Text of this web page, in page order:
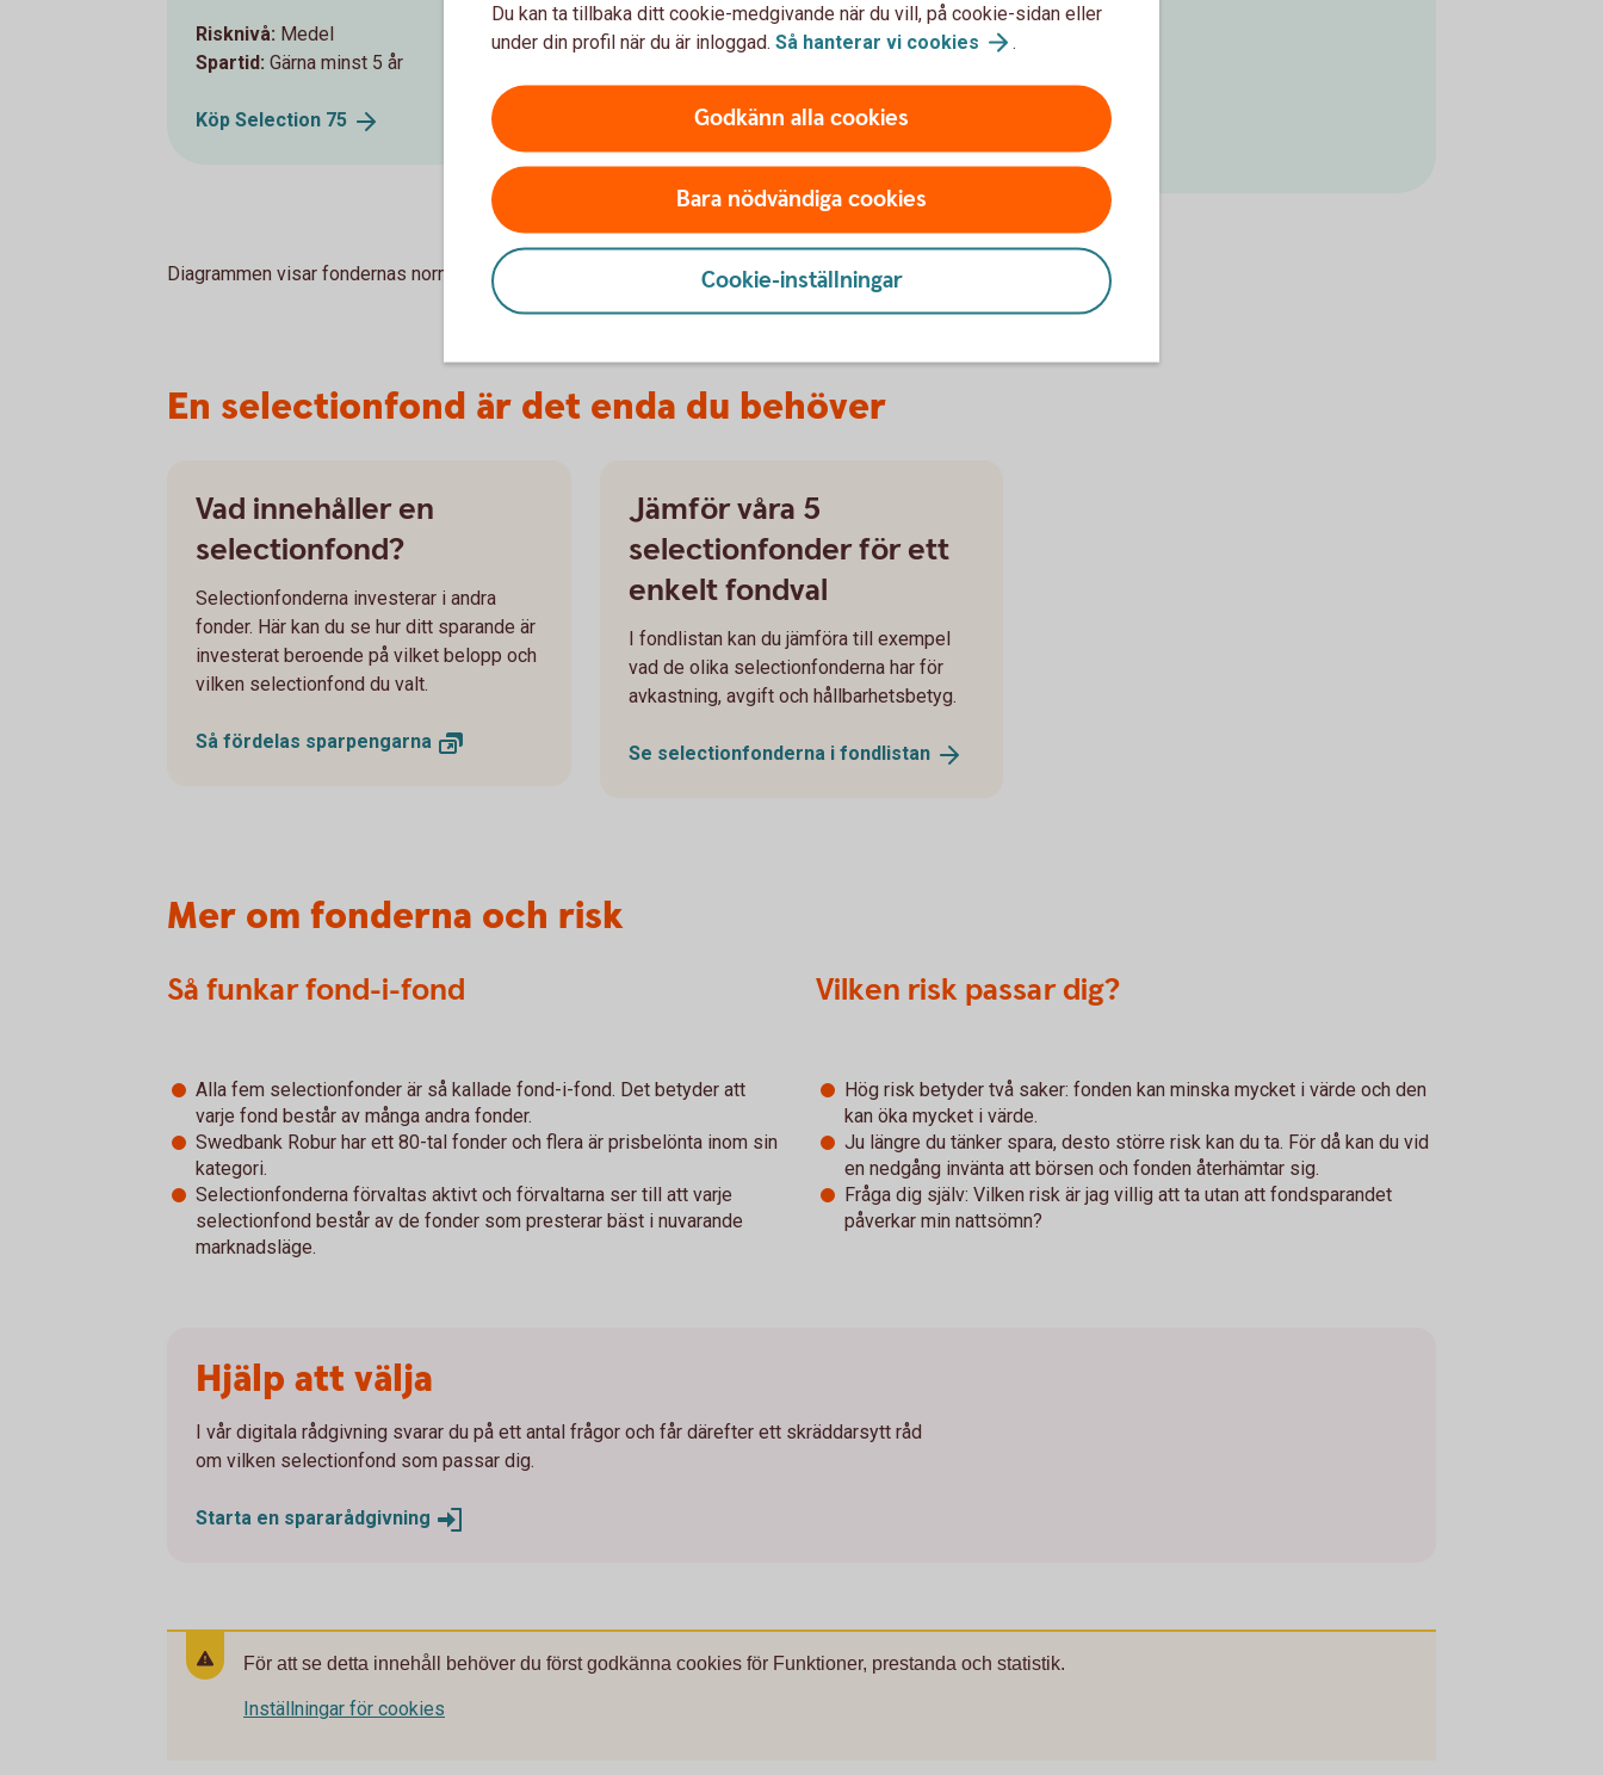
Risknivå: Medel
Spartid: Gärna minst 5 år
Köp Selection 75
gå upp.
Spartid:Gärna minst 5 år
Köp Selection100
Diagrammen visar fondernas normala fördelning.
En selectionfond är det enda du behöver
Vad innehåller en
selectionfond?
Selectionfonderna investerar i andra
fonder. Här kan du se hur ditt sparande är
investerat beroende på vilket belopp och
vilken selectionfond du valt.
Så fördelas sparpengarna
Jämför våra 5
selectionfonder för ett
enkelt fondval
I fondlistan kan du jämföra till exempel
vad de olika selectionfonderna har för
avkastning, avgift och hållbarhetsbetyg.
Se selectionfonderna i fondlistan
Mer om fonderna och risk
Så funkar fond-i-fond
Alla fem selectionfonder är så kallade fond-i-fond. Det betyder att
varje fond består av många andra fonder.
Swedbank Robur har ett 80-tal fonder och flera är prisbelönta inom sin
kategori.
Selectionfonderna förvaltas aktivt och förvaltarna ser till att varje
selectionfond består av de fonder som presterar bäst i nuvarande
marknadsläge.
Vilken risk passar dig?
Hög risk betyder två saker: fonden kan minska mycket i värde och den
kan öka mycket i värde.
Ju längre du tänker spara, desto större risk kan du ta. För då kan du vid
en nedgång invänta att börsen och fonden återhämtar sig.
Fråga dig själv: Vilken risk är jag villig att ta utan att fondsparandet
påverkar min nattsömn?
Hjälp att välja
I vår digitala rådgivning svarar du på ett antal frågor och får därefter ett skräddarsytt råd
om vilken selectionfond som passar dig.
Starta en spararådgivning
För att se detta innehåll behöver du först godkänna cookies för Funktioner, prestanda och statistik.
Inställningar för cookies
Du kan ta tillbaka ditt cookie-medgivande när du vill, på cookie-sidan eller
under din profil när du är inloggad. Så hanterar vi cookies .
Godkänn alla cookies
Bara nödvändiga cookies
Cookie-inställningar